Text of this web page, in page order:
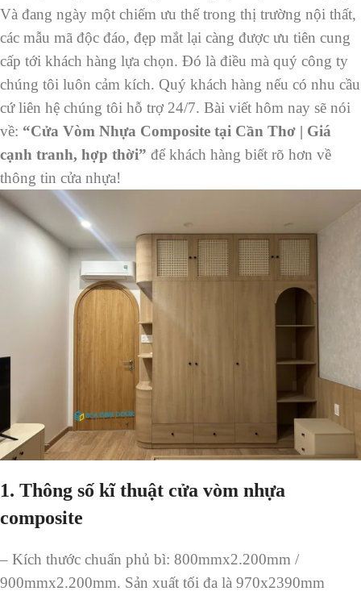
Và đang ngày một chiếm ưu thế trong thị trường nội thất,
các mẫu mã độc đáo, đẹp mắt lại càng được ưu tiên cung
cấp tới khách hàng lựa chọn. Đó là điều mà quý công ty
chúng tôi luôn cảm kích. Quý khách hàng nếu có nhu cầu
cứ liên hệ chúng tôi hỗ trợ 24/7. Bài viết hôm nay sẽ nói
về: “Cửa Vòm Nhựa Composite tại Cần Thơ | Giá
cạnh tranh, hợp thời” để khách hàng biết rõ hơn về
thông tin cửa nhựa!
1. Thông số kĩ thuật cửa vòm nhựa
composite
– Kích thước chuẩn phủ bì: 800mmx2.200mm /
900mmx2.200mm. Sản xuất tối đa là 970x2390mm